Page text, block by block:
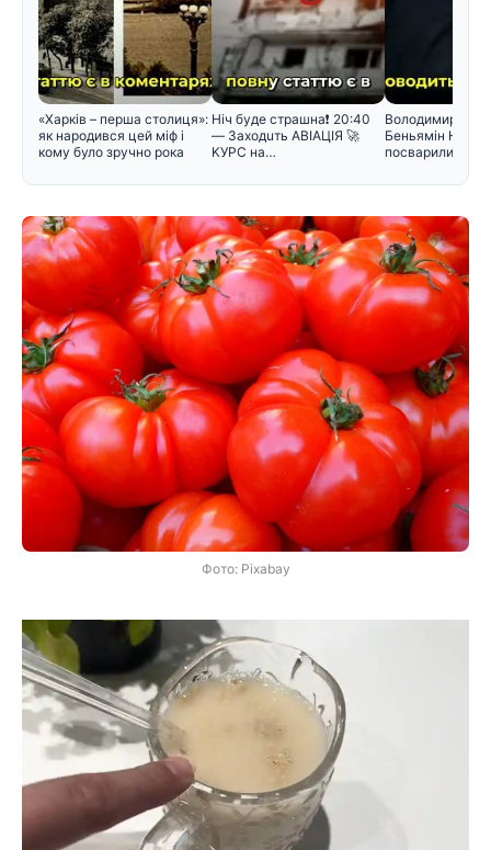
«Харків – перша столиця»:
як народився цей міф і
кому було зручно рока
Hiч бyдe cтpaшнa❗️ 20:40
— Зaxoдuть ABIAЦIЯ 🚀
KУPC нa…
Володимир
Беньямін
посварилися
Фото: Pixabay